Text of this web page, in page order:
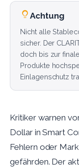
Achtung
Nicht alle
sicher. Der
doch bis zur
Produkte
Einlagenschutz
Kritiker warnen
Dollar in Smart
Fehlern oder
gefährden. Der